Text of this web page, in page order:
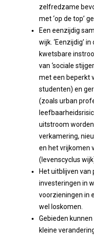
zelfredzame
met ‘op de top’
Een eenzijdig
wijk. ‘Eenzijdig’
kwetsbare
van ‘sociale
met een beperkt
studenten) en
(zoals urban
uitstroom
verkamering,
en het vrijkomen
(levenscyclus
Het uitblijven van
investeringen in
voorzieningen in
wel loskomen.
Gebieden
kleine